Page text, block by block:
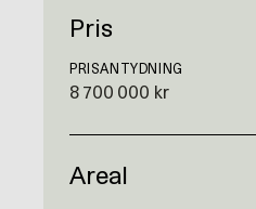
Pris
PRISANTYDNING
8 700 000 kr
Areal